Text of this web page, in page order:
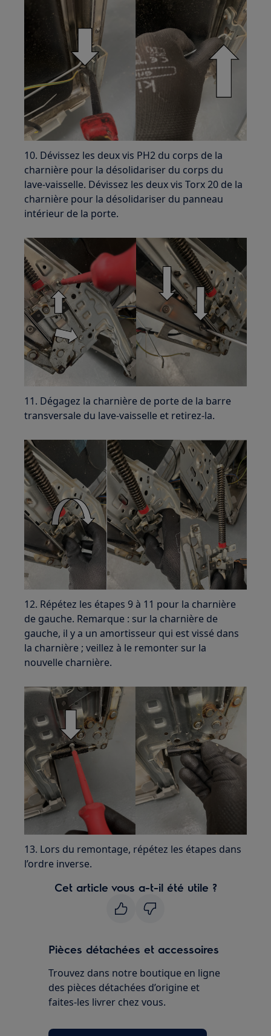
10. Dévissez les deux vis PH2 du corps de la
charnière pour la désolidariser du corps du
lave-vaisselle. Dévissez les deux vis Torx 20 de la
charnière pour la désolidariser du panneau
intérieur de la porte.
11. Dégagez la charnière de porte de la barre
transversale du lave-vaisselle et retirez-la.
12. Répétez les étapes 9 à 11 pour la charnière
de gauche. Remarque : sur la charnière de
gauche, il y a un amortisseur qui est vissé dans
la charnière ; veillez à le remonter sur la
nouvelle charnière.
13. Lors du remontage, répétez les étapes dans
l’ordre inverse.
Cet article vous a-t-il été utile ?
Pièces détachées et accessoires
Trouvez dans notre boutique en ligne
des pièces détachées d’origine et
faites-les livrer chez vous.